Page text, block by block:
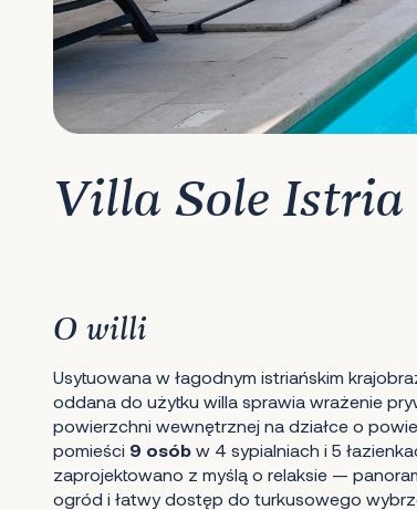
Villa Sole Istria
O willi
Usytuowana w łagodnym istriańskim
oddana do użytku willa sprawia wrażenie
powierzchni wewnętrznej na działce o
pomieści 9 osób w 4 sypialniach i 5
zaprojektowano z myślą o relaksie —
ogród i łatwy dostęp do turkusowego